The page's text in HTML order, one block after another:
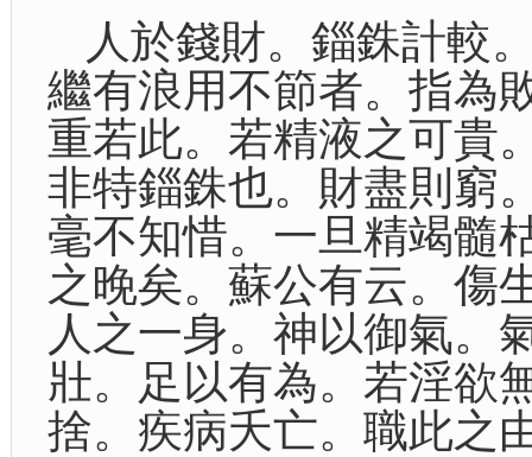
人於錢財。錙銖計較
繼有浪用不節者。指為
重若此。若精液之可貴
非特錙銖也。財盡則窮
毫不知惜。一旦精竭髓
之晚矣。蘇公有云。傷
人之一身。神以御氣。
壯。足以有為。若淫欲
捨。疾病夭亡。職此之